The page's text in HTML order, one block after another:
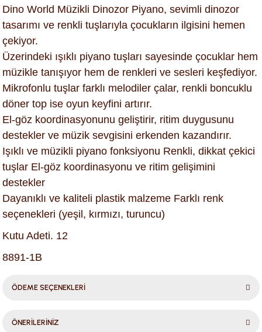
Dino World Müzikli Dinozor Piyano, sevimli dinozor
tasarımı ve renkli tuşlarıyla çocukların ilgisini hemen
çekiyor.
Üzerindeki ışıklı piyano tuşları sayesinde çocuklar hem
müzikle tanışıyor hem de renkleri ve sesleri keşfediyor.
Mikrofonlu tuşlar farklı melodiler çalar, renkli boncuklu
döner top ise oyun keyfini artırır.
El-göz koordinasyonunu geliştirir, ritim duygusunu
destekler ve müzik sevgisini erkenden kazandırır.
Işıklı ve müzikli piyano fonksiyonu Renkli, dikkat çekici
tuşlar El-göz koordinasyonu ve ritim gelişimini
destekler
Dayanıklı ve kaliteli plastik malzeme Farklı renk
seçenekleri (yeşil, kırmızı, turuncu)
Kutu Adeti. 12
8891-1B
ÖDEME SEÇENEKLERİ
ÖNERİLERİNİZ